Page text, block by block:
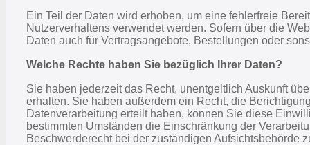
Ein Teil der Daten wird erhoben, um eine fehlerfreie
Nutzerverhaltens verwendet werden. Sofern über die
Daten auch für Vertragsangebote, Bestellungen oder
Welche Rechte haben Sie bezüglich Ihrer Daten?
Sie haben jederzeit das Recht, unentgeltlich Auskunft
erhalten. Sie haben außerdem ein Recht, die
Datenverarbeitung erteilt haben, können Sie diese
bestimmten Umständen die Einschränkung der
Beschwerderecht bei der zuständigen Aufsichtsbehörde